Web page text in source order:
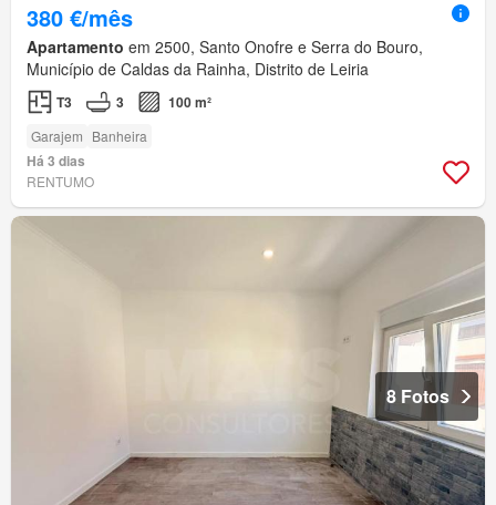
380 €/mês
Apartamento em 2500, Santo Onofre e Serra do Bouro,
Município de Caldas da Rainha, Distrito de Leiria
T3 3 100 m²
Garajem Banheira
Há 3 dias
RENTUMO
8 Fotos